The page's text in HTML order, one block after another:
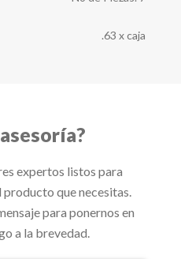
.63 x caja
expertos listos para
que necesitas.
para ponernos en
a la brevedad.